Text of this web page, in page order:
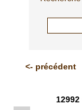
<- précédent
12992